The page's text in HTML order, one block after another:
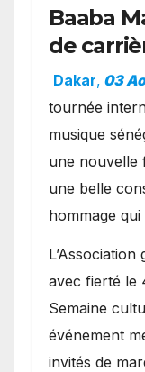
Baaba
de
royale.
Dakar, 03
tournée
musique
une nouvelle
une belle
hommage
​L’Association
avec fierté le
Semaine
événement
invités de